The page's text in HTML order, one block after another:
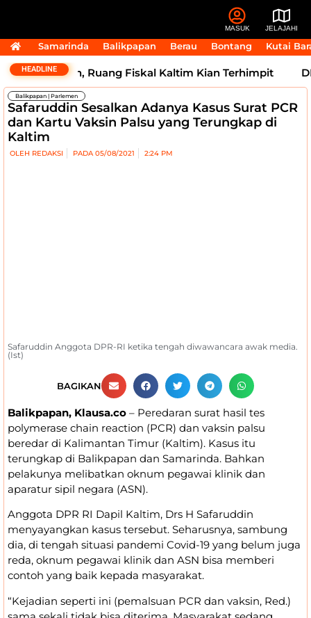
MASUK JELAJAHI
Samarinda Balikpapan Berau Bontang Kutai
HEADLINE
Tertahan, Ruang Fiskal Kaltim Kian Terhimpit
Balikpapan | Parlemen
Safaruddin Sesalkan Adanya Kasus Surat PCR
dan Kartu Vaksin Palsu yang Terungkap di
Kaltim
OLEH REDAKSI PADA05/08/2021 2:24 PM
Safaruddin Anggota DPR-RI ketika tengah diwawancara awak media.
(Ist)
BAGIKAN
Balikpapan, Klausa.co – Peredaran surat hasil tes
polymerase chain reaction (PCR) dan vaksin palsu
beredar di Kalimantan Timur (Kaltim). Kasus itu
terungkap di Balikpapan dan Samarinda. Bahkan
pelakunya melibatkan oknum pegawai klinik dan
aparatur sipil negara (ASN).
Anggota DPR RI Dapil Kaltim, Drs H Safaruddin
menyayangkan kasus tersebut. Seharusnya, sambung
dia, di tengah situasi pandemi Covid-19 yang belum juga
reda, oknum pegawai klinik dan ASN bisa memberi
contoh yang baik kepada masyarakat.
“Kejadian seperti ini (pemalsuan PCR dan vaksin, Red.)